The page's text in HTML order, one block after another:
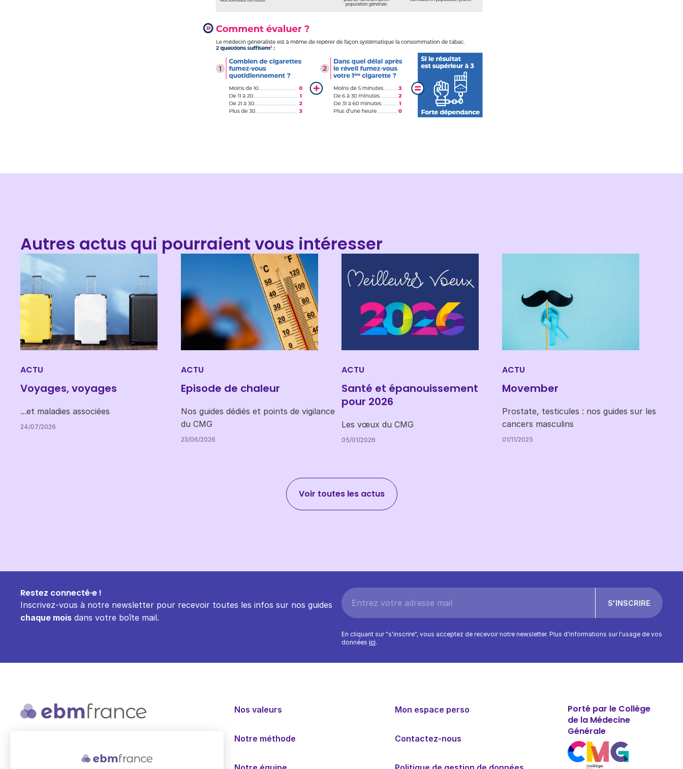
Autres actus qui pourraient vous intéresser
ACTU
Voyages, voyages
...et maladies associées
24/07/2026
ACTU
Episode de chaleur
Nos guides dédiés et points de vigilance
du CMG
23/06/2026
ACTU
Santé et épanouissement
pour 2026
Les vœux du CMG
05/01/2026
ACTU
Movember
Prostate, testicules : nos guides sur les
cancers masculins
01/11/2025
Voir toutes les actus
Restez connecté·e !
Inscrivez-vous à notre newsletter pour recevoir toutes les infos sur nos guides
chaque mois dans votre boîte mail.
En cliquant sur "s'inscrire", vous acceptez de recevoir notre newsletter. Plus d'informations sur l'usage de vos
données ici.
connaissances médicales gratuite
adaptée à la pratique de la médecine
Nos valeurs
Notre méthode
Mon espace perso
Contactez-nous
Porté par le Collège
de la Médecine
Générale